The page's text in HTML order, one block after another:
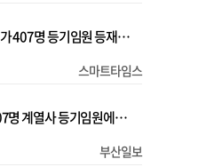
407명 등기임원 등재…
스마트타임스
명 계열사 등기임원에…
부산일보